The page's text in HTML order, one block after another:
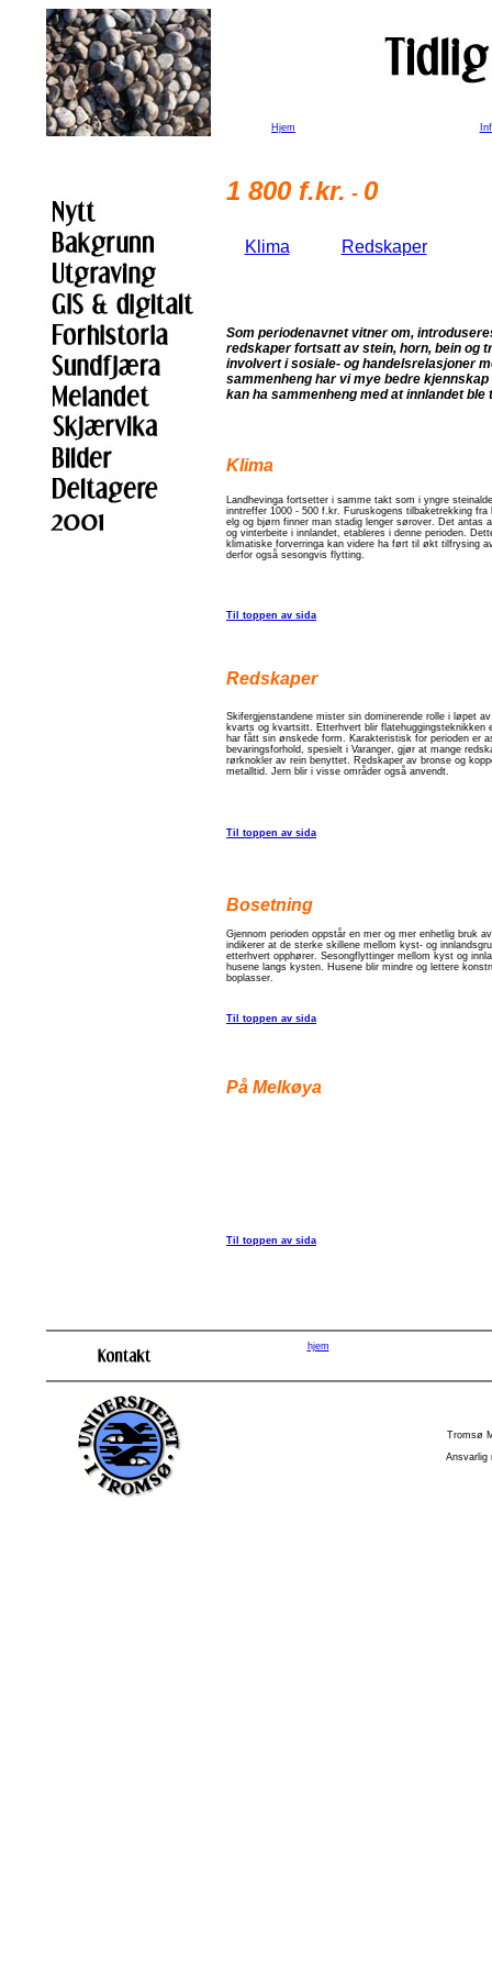
Hjem
1 800 f.kr. - 0
Klima Redskaper
Som periodenavnet vitner om,
redskaper fortsatt av stein, horn, bein og
involvert i sosiale- og handelsrelasjoner
sammenheng har vi mye bedre
kan ha sammenheng med at innlandet
Klima
Landhevinga fortsetter i samme takt som i yngre
inntreffer 1000 - 500 f.kr. Furuskogens tilbaketrekking
elg og bjørn finner man stadig lenger sørover. Det antas
og vinterbeite i innlandet, etableres i denne perioden.
klimatiske forverringa kan videre ha ført til økt tilfrysing
derfor også sesongvis flytting.
Til toppen av sida
Redskaper
Skifergjenstandene mister sin dominerende rolle i løpet
kvarts og kvartsitt. Etterhvert blir
har fått sin ønskede form. Karakteristisk for perioden er
bevaringsforhold, spesielt i Varanger, gjør at mange
rørknokler av rein benyttet. Redskaper av bronse og
metalltid. Jern blir i visse områder også anvendt.
Til toppen av sida
Bosetning
Gjennom perioden oppstår en mer og mer enhetlig bruk
indikerer at de sterke skillene mellom kyst- og
etterhvert opphører. Sesongflyttinger mellom kyst og
husene langs kysten. Husene blir mindre og lettere
boplasser.
Til toppen av sida
På Melkøya
Til toppen av sida
hjem
Tromsø